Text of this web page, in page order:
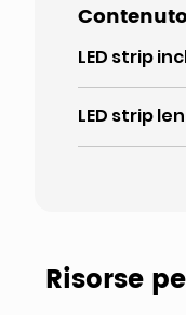
LED strip
LED strip
Risorse